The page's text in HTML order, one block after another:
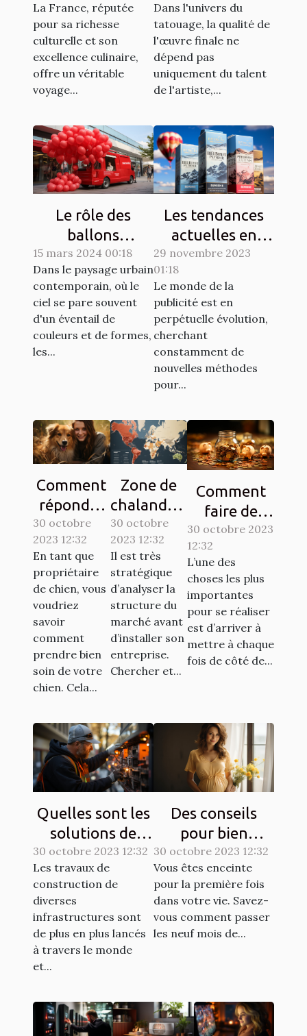
régionales et
leur histoire
La France, réputée
pour sa richesse
culturelle et son
excellence culinaire,
offre un véritable
voyage...
tatouage en
parfait état
Dans l'univers du
tatouage, la qualité de
l'œuvre finale ne
dépend pas
uniquement du talent
de l'artiste,...
Le rôle des
ballons
publicitaires
dans les
campagnes de
sensibilisation
15 mars 2024 00:18
Dans le paysage urbain
contemporain, où le
ciel se pare souvent
d'un éventail de
couleurs et de formes,
les...
Les tendances
actuelles en
matière de
ballons
publicitaires
hélium
29 novembre 2023
01:18
Le monde de la
publicité est en
perpétuelle évolution,
cherchant
constamment de
nouvelles méthodes
pour...
Comment
répondre
aux
besoins de
base de
votre
chien ?
30 octobre
2023 12:32
En tant que
propriétaire
de chien, vous
voudriez
savoir
comment
prendre bien
soin de votre
chien. Cela...
Zone de
chalandise
: qu’est-ce
que c’est ?
30 octobre
2023 12:32
Il est très
stratégique
d’analyser la
structure du
marché avant
d’installer son
entreprise.
Chercher et...
Comment
faire de
l’économie ?
Tout savoir.
30 octobre 2023
12:32
L’une des
choses les plus
importantes
pour se réaliser
est d’arriver à
mettre à chaque
fois de côté de...
Quelles sont les
solutions de
sécurisation
d’un chantier ?
30 octobre 2023 12:32
Les travaux de
construction de
diverses
infrastructures sont
de plus en plus lancés
à travers le monde
et...
Des conseils
pour bien
entretenir une
grossesse ?
30 octobre 2023 12:32
Vous êtes enceinte
pour la première fois
dans votre vie. Savez-
vous comment passer
les neuf mois de...